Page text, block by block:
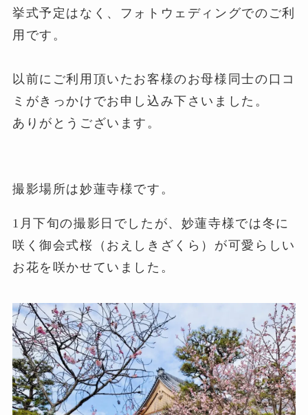
挙式予定はなく、フォトウェディングでのご利
用です。
以前にご利用頂いたお客様のお母様同士の口コ
ミがきっかけでお申し込み下さいました。
ありがとうございます。
撮影場所は妙蓮寺様です。
1月下旬の撮影日でしたが、妙蓮寺様では冬に
咲く御会式桜（おえしきざくら）が可愛らしい
お花を咲かせていました。